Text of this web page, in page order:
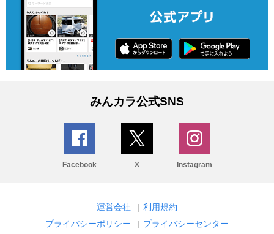
みんカラ公式SNS
Facebook X Instagram
運営会社 | 利用規約
プライバシーポリシー
| プライバシーセンター